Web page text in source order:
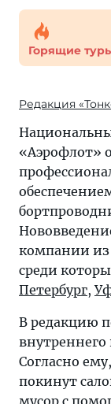
Горящие
Редакция
«Аэрофлот»
компании из
среди
Петербург,
В редакцию
внутреннего
Согласно
покинут
мусор с